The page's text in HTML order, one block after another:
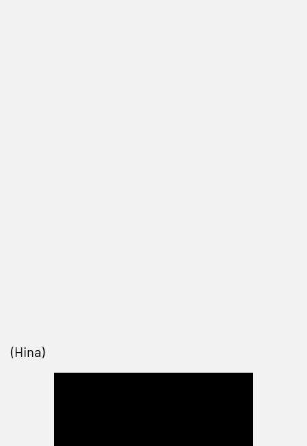
(Hina)